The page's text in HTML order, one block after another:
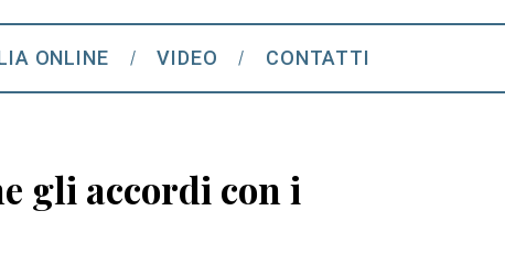
h
f
:
ONLINE VIDEO CONTATTI
gli accordi con i